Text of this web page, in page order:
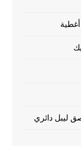
ليبل دائري